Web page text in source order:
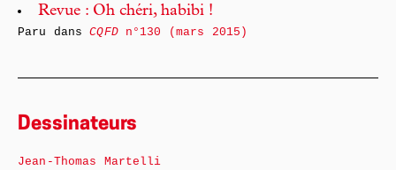
Revue : Oh chéri, habibi !
Paru dansCQFDn°130 (mars 2015)
Dessinateurs
Jean-Thomas Martelli